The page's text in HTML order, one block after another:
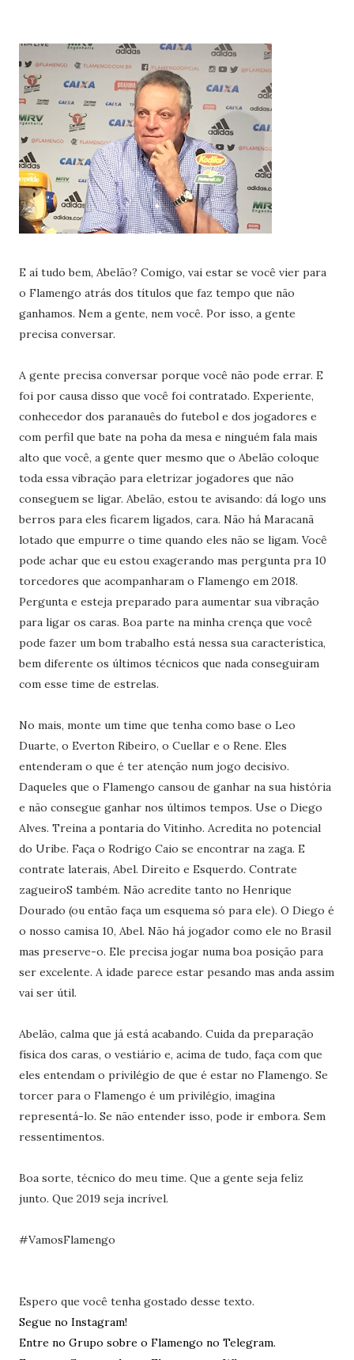
E aí tudo bem, Abelão? Comigo, vai estar se você vier para
o Flamengo atrás dos títulos que faz tempo que não
ganhamos. Nem a gente, nem você. Por isso, a gente
precisa conversar.
A gente precisa conversar porque você não pode errar. E
foi por causa disso que você foi contratado. Experiente,
conhecedor dos paranauês do futebol e dos jogadores e
com perfil que bate na poha da mesa e ninguém fala mais
alto que você, a gente quer mesmo que o Abelão coloque
toda essa vibração para eletrizar jogadores que não
conseguem se ligar. Abelão, estou te avisando: dá logo uns
berros para eles ficarem ligados, cara. Não há Maracanã
lotado que empurre o time quando eles não se ligam. Você
pode achar que eu estou exagerando mas pergunta pra 10
torcedores que acompanharam o Flamengo em 2018.
Pergunta e esteja preparado para aumentar sua vibração
para ligar os caras. Boa parte na minha crença que você
pode fazer um bom trabalho está nessa sua característica,
bem diferente os últimos técnicos que nada conseguiram
com esse time de estrelas.
No mais, monte um time que tenha como base o Leo
Duarte, o Everton Ribeiro, o Cuellar e o Rene. Eles
entenderam o que é ter atenção num jogo decisivo.
Daqueles que o Flamengo cansou de ganhar na sua história
e não consegue ganhar nos últimos tempos. Use o Diego
Alves. Treina a pontaria do Vitinho. Acredita no potencial
do Uribe. Faça o Rodrigo Caio se encontrar na zaga. E
contrate laterais, Abel. Direito e Esquerdo. Contrate
zagueiroS também. Não acredite tanto no Henrique
Dourado (ou então faça um esquema só para ele). O Diego é
o nosso camisa 10, Abel. Não há jogador como ele no Brasil
mas preserve-o. Ele precisa jogar numa boa posição para
ser excelente. A idade parece estar pesando mas anda assim
vai ser útil.
Abelão, calma que já está acabando. Cuida da preparação
física dos caras, o vestiário e, acima de tudo, faça com que
eles entendam o privilégio de que é estar no Flamengo. Se
torcer para o Flamengo é um privilégio, imagina
representá-lo. Se não entender isso, pode ir embora. Sem
ressentimentos.
Boa sorte, técnico do meu time. Que a gente seja feliz
junto. Que 2019 seja incrível.
#VamosFlamengo
Espero que você tenha gostado desse texto.
Segue no Instagram!
Entre no Grupo sobre o Flamengo no Telegram.